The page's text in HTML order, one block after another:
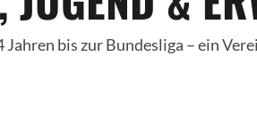
Jahren bis zur Bundesliga – ein